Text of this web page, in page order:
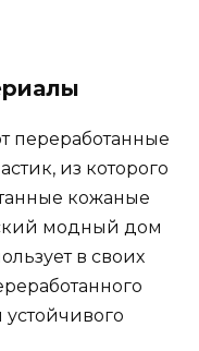
переработанные
из которого
кожаные
модный дом
в своих